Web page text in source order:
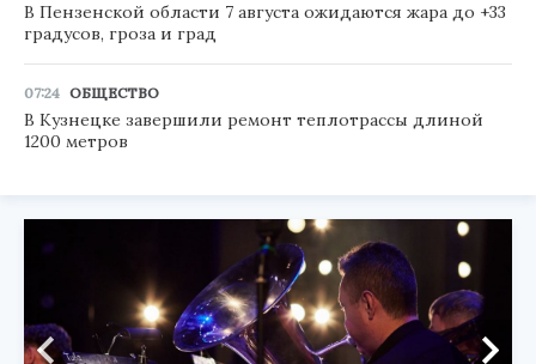
В Пензенской области 7 августа ожидаются жара до +33
градусов, гроза и град
07:24 ОБЩЕСТВО
В Кузнецке завершили ремонт теплотрассы длиной
1200 метров